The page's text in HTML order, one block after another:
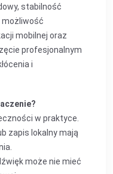
stabilność
możliwość
mobilnej oraz
profesjonalnym
i
w praktyce.
zapis lokalny mają
może nie mieć